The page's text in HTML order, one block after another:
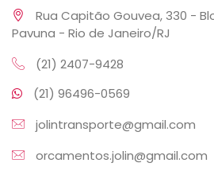
Rua Capitão Gouvea, 330 -
Pavuna - Rio de Janeiro/RJ
(21) 2407-9428
(21) 96496-0569
jolintransporte@gmail.com
orcamentos.jolin@gmail.com